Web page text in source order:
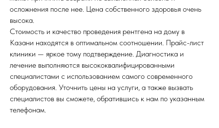
осложнения после нее. Цена собственного здоровья очень
высока.
Стоимость и качество проведения рентгена на дому в
Казани находятся в оптимальном соотношении. Прайс-лист
клиники — яркое тому подтверждение. Диагностика и
лечение выполняются высококвалифицированными
специалистами с использованием самого современного
оборудования. Уточнить цены на услуги, а также вызвать
специалистов вы сможете, обратившись к нам по указанным
телефонам.